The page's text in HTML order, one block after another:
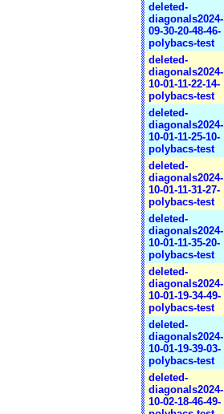
deleted-
diagonals2024-
09-30-20-48-46-
polybacs-test
deleted-
diagonals2024-
10-01-11-22-14-
polybacs-test
deleted-
diagonals2024-
10-01-11-25-10-
polybacs-test
deleted-
diagonals2024-
10-01-11-31-27-
polybacs-test
deleted-
diagonals2024-
10-01-11-35-20-
polybacs-test
deleted-
diagonals2024-
10-01-19-34-49-
polybacs-test
deleted-
diagonals2024-
10-01-19-39-03-
polybacs-test
deleted-
diagonals2024-
10-02-18-46-49-